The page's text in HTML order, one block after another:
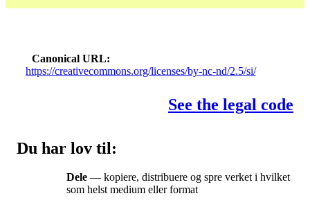
Canonical URL
https://creativecommons.org/licenses/by-nc-nd/2.5/si/
See the legal code
Du har lov til:
Dele — kopiere, distribuere og spre verket i hvilket
som helst medium eller format